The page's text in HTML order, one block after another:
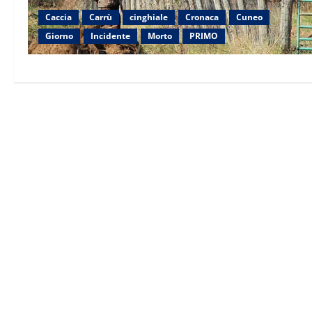
finali
Caccia Carrù cinghiale Cronaca
Cuneo
Giorno
Incidente Morto PRIMO